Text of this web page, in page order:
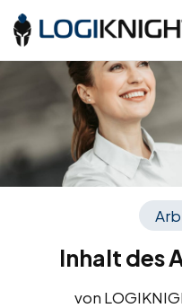
Inhalt des
von